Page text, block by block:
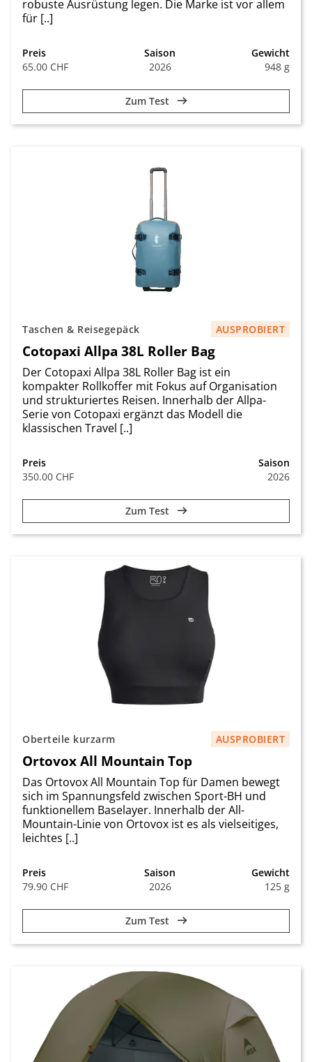
robuste Ausrüstung legen. Die Marke ist vor allem
für [..]
Preis
65.00 CHF
Saison
2026
Gewicht
948 g
Zum Test
Taschen & Reisegepäck AUSPROBIERT
Cotopaxi Allpa 38L Roller Bag
Der Cotopaxi Allpa 38L Roller Bag ist ein
kompakter Rollkoffer mit Fokus auf Organisation
und strukturiertes Reisen. Innerhalb der Allpa-
Serie von Cotopaxi ergänzt das Modell die
klassischen Travel [..]
Preis
350.00 CHF
Saison
2026
Zum Test
Oberteile kurzarm AUSPROBIERT
Ortovox All Mountain Top
Das Ortovox All Mountain Top für Damen bewegt
sich im Spannungsfeld zwischen Sport-BH und
funktionellem Baselayer. Innerhalb der All-
Mountain-Linie von Ortovox ist es als vielseitiges,
leichtes [..]
Preis
79.90 CHF
Saison
2026
Gewicht
125 g
Zum Test